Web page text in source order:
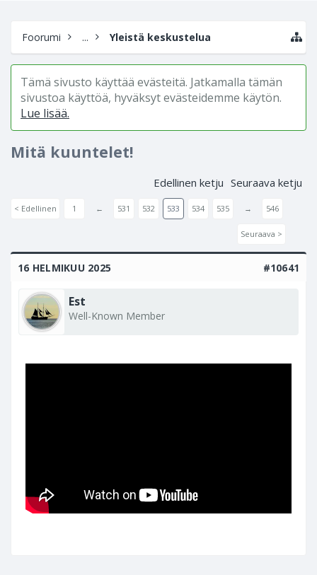
Foorumi ... Yleistä keskustelua
Tämä sivusto käyttää evästeitä. Jatkamalla tämän
sivustoa käyttöä, hyväksyt evästeidemme käytön.
Lue lisää.
Mitä kuuntelet!
Edellinen ketju Seuraava ketju
< Edellinen 1 ← 531 532 533 534 535 → 546
Seuraava >
16 HELMIKUU 2025 #10641
Est
Well-Known Member